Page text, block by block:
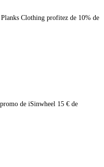
Clothing profitez de 10% de
de iSinwheel 15 € de